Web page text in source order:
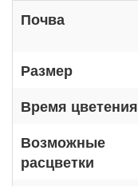
Почва
Размер
Время цветения
Возможные
расцветки